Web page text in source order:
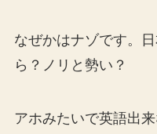
なぜかはナゾです。
ら？ノリと勢い？
アホみたいで英語出